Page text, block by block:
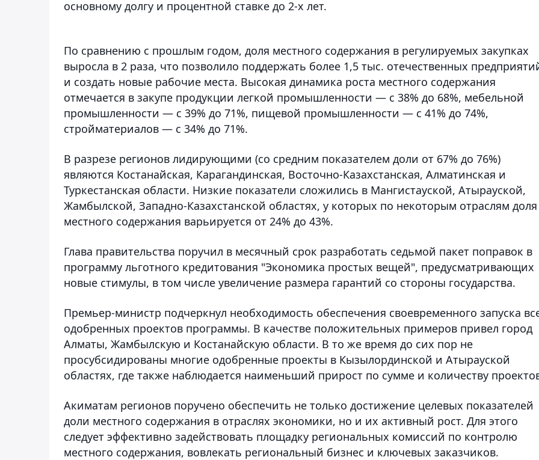
основному долгу и процентной ставке до 2-х лет.
По сравнению с прошлым годом, доля местного содержания в регулируемых закупках
выросла в 2 раза, что позволило поддержать более 1,5 тыс. отечественных
и создать новые рабочие места. Высокая динамика роста местного содержания
отмечается в закупе продукции легкой промышленности — с 38% до 68%, мебельной
промышленности — с 39% до 71%, пищевой промышленности — с 41% до 74%,
стройматериалов — с 34% до 71%.
В разрезе регионов лидирующими (со средним показателем доли от 67% до 76%)
являются Костанайская, Карагандинская, Восточно-Казахстанская, Алматинская и
Туркестанская области. Низкие показатели сложились в Мангистауской, Атырауской,
Жамбылской, Западно-Казахстанской областях, у которых по некоторым отраслям доля
местного содержания варьируется от 24% до 43%.
Глава правительства поручил в месячный срок разработать седьмой пакет поправок в
программу льготного кредитования "Экономика простых вещей", предусматривающих
новые стимулы, в том числе увеличение размера гарантий со стороны государства.
Премьер-министр подчеркнул необходимость обеспечения своевременного запуска
одобренных проектов программы. В качестве положительных примеров привел город
Алматы, Жамбылскую и Костанайскую области. В то же время до сих пор не
просубсидированы многие одобренные проекты в Кызылординской и Атырауской
областях, где также наблюдается наименьший прирост по сумме и количеству
Акиматам регионов поручено обеспечить не только достижение целевых показателей
доли местного содержания в отраслях экономики, но и их активный рост. Для этого
следует эффективно задействовать площадку региональных комиссий по контролю
местного содержания, вовлекать региональный бизнес и ключевых заказчиков.